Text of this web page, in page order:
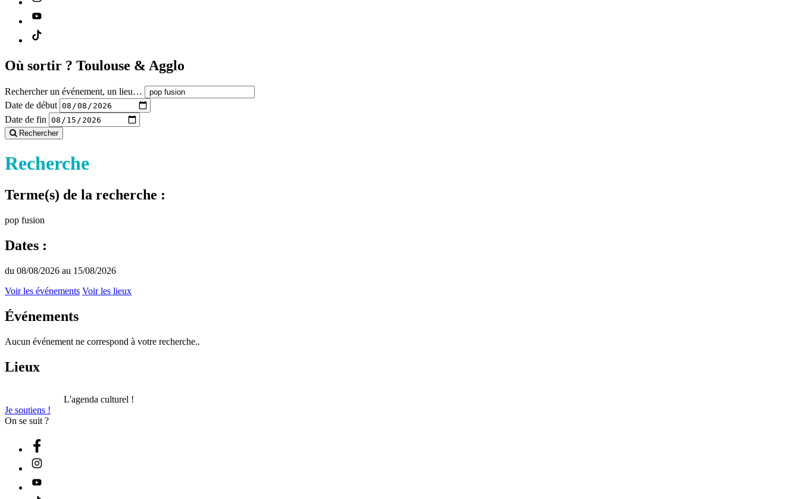
Où sortir ? Toulouse & Agglo
Rechercher un événement, un lieu…
Date de début
Date de fin
Rechercher
Recherche
Terme(s) de la recherche :
pop fusion
Dates :
du 08/08/2026 au 15/08/2026
Voir les événements Voir les lieux
Événements
Aucun événement ne correspond à votre recherche..
Lieux
L'agenda culturel !
Je soutiens !
On se suit ?